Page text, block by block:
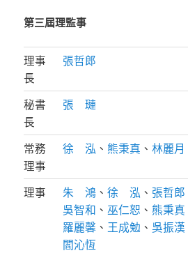
第三屆理監事
理事
長
張哲郎
秘書
長
張 璉
常務
理事
徐 泓 、 熊秉真 、林麗月
理事 朱 鴻 、徐 泓 、 張哲郎
吳智和 、巫仁恕 、 熊秉真
羅麗馨 、 王成勉 、 吳振漢
閻沁恆